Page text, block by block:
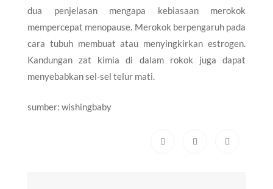
dua penjelasan mengapa kebiasaan merokok
mempercepat menopause. Merokok berpengaruh pada
cara tubuh membuat atau menyingkirkan estrogen.
Kandungan zat kimia di dalam rokok juga dapat
menyebabkan sel-sel telur mati.
sumber: wishingbaby